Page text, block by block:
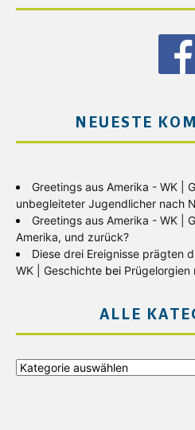
NEUESTE
Greetings aus Amerika - WK |
unbegleiteter Jugendlicher nach
Greetings aus Amerika - WK |
Amerika, und zurück?
Diese drei Ereignisse prägten
WK | Geschichte bei
ALLE
Alle